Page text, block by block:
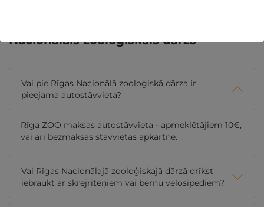
Nacionālais zooloģiskais dārzs
Vai pie Rīgas Nacionālā zooloģiskā dārza ir
pieejama autostāvvieta?
Rīga ZOO maksas autostāvvieta - apmeklētājiem 10€,
vai arī bezmaksas stāvvietas apkārtnē.
Vai Rīgas Nacionālajā zooloģiskajā dārzā drīkst
iebraukt ar skrejriteņiem vai bērnu velosipēdiem?